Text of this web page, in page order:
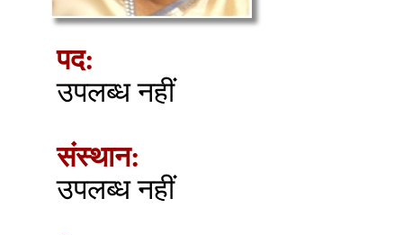
पद:
उपलब्ध नहीं
संस्थान:
उपलब्ध नहीं